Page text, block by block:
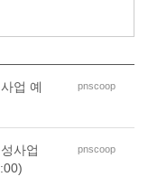
업 예
pnscoop
사업
pnscoop